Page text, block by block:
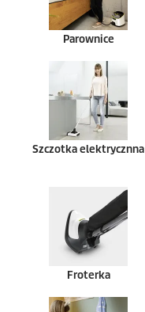
Parownice
Szczotka elektrycznna
Froterka